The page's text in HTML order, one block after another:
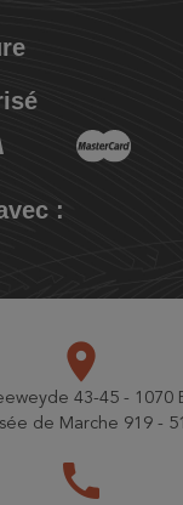
:
place
43-45 - 1070
de Marche 919 -
call